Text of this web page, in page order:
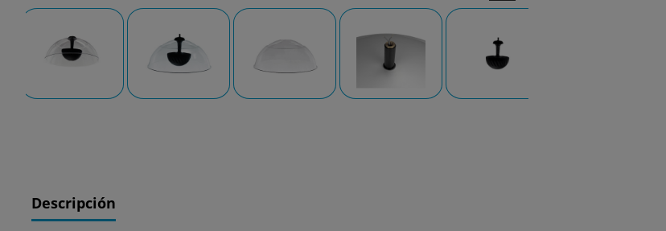
Descripción